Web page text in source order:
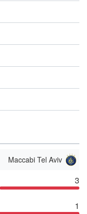
Maccabi Tel Aviv
3
1